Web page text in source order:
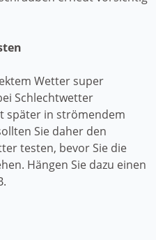
Wetter super
Schlechtwetter
später in strömendem
Sie daher den
testen, bevor Sie die
Hängen Sie dazu einen